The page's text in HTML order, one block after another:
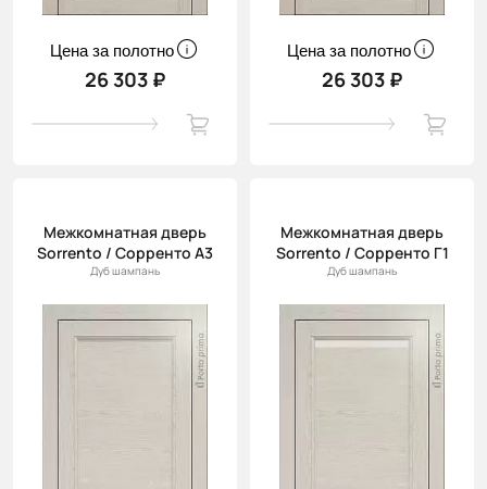
Цена за полотно
26 303 ₽
Цена за полотно
26 303 ₽
Межкомнатная дверь
Sorrento / Сорренто А3
Дуб шампань
Межкомнатная дверь
Sorrento / Сорренто Г1
Дуб шампань